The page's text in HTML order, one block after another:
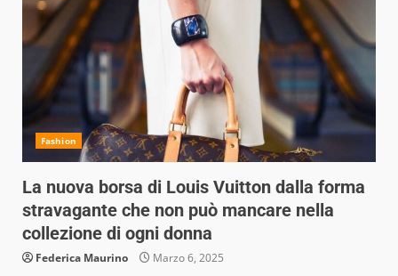
Fashion
La nuova borsa di Louis Vuitton dalla forma
stravagante che non può mancare nella
collezione di ogni donna
Federica Maurino Marzo 6, 2025